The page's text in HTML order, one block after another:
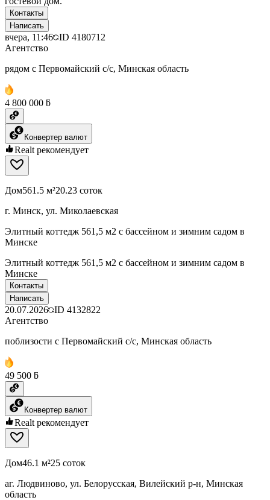
Контакты
Написать
вчера, 11:46 ID 4180712
Агентство
рядом с Первомайский с/с, Минская область
4 800 000 ƃ
Конвертер валют
Realt рекомендует
Дом561.5 м²20.23 соток
г. Минск, ул. Миколаевская
Элитный коттедж 561,5 м2 с бассейном и зимним садом в
Минске
Элитный коттедж 561,5 м2 с бассейном и зимним садом в
Минске
Контакты
Написать
20.07.2026 ID 4132822
Агентство
поблизости с Первомайский с/с, Минская область
49 500 ƃ
Конвертер валют
Realt рекомендует
Дом46.1 м²25 соток
аг. Людвиново, ул. Белорусская, Вилейский р-н, Минская
область